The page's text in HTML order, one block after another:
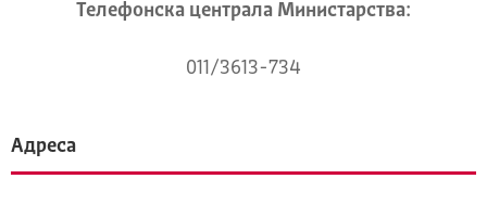
Телeфонска централа Mинистарства:
011/3613-734
Адреса